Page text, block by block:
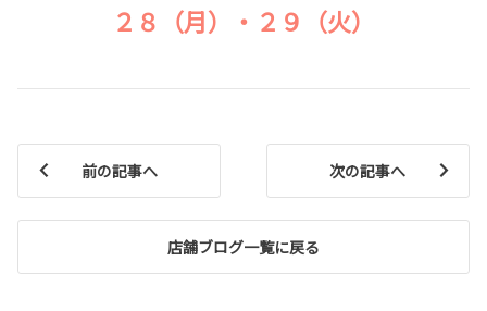
２８（月）・２９（火）
前の記事へ
店舗ブログ一覧に戻る
次の記事へ